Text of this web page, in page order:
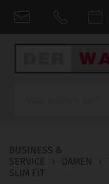
BUSINESS &
SERVICE
› DAMEN ›
SLIM FIT